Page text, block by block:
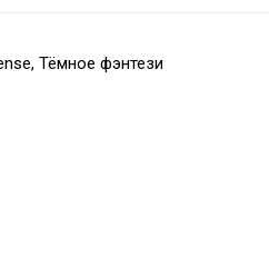
Тёмное фэнтези